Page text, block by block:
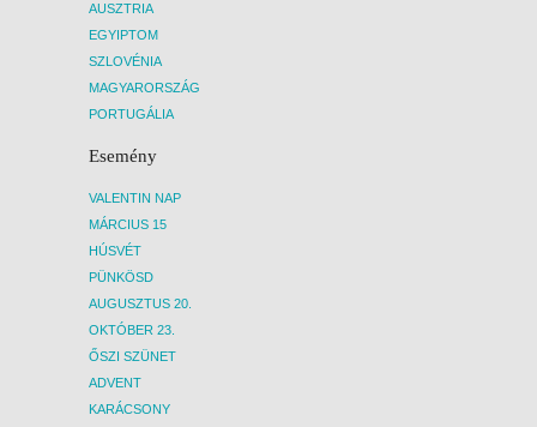
AUSZTRIA
EGYIPTOM
SZLOVÉNIA
MAGYARORSZÁG
PORTUGÁLIA
Esemény
VALENTIN NAP
MÁRCIUS 15
HÚSVÉT
PÜNKÖSD
AUGUSZTUS 20.
OKTÓBER 23.
ŐSZI SZÜNET
ADVENT
KARÁCSONY